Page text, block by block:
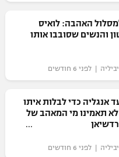
האהבה: לואיס
והנשים שסובבו אותו
| לפני 6 חודשים
אנגליה כדי לבלות איתו
תאמינו מי המאהב של
| לפני 6 חודשים